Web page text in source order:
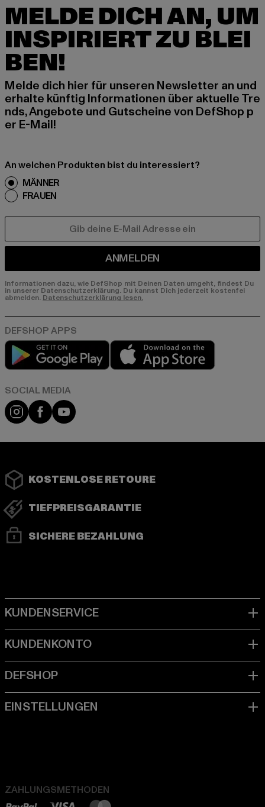
MELDE DICH AN, UM
INSPIRIERT ZU BLEI
BEN!
Melde dich hier für unseren Newsletter an und
erhalte künftig Informationen über aktuelle Tre
nds, Angebote und Gutscheine von DefShop p
er E-Mail!
An welchen Produkten bist du interessiert?
MÄNNER
FRAUEN
ANMELDEN
Informationen dazu, wie DefShop mit Deinen Daten umgeht, findest Du
in unserer Datenschutzerklärung. Du kannst Dich jederzeit kostenfei
abmelden. Datenschutzerklärung lesen.
Play market
Instagram
FacebookYouTube
KOSTENLOSE RETOURE
TIEFPREISGARANTIE
SICHERE BEZAHLUNG
ZAHLUNGSMETHODEN